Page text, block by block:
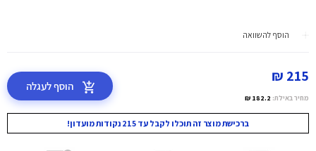
הוסף להשוואה
215 ₪
מחיר באילת: 182.2 ₪
הוסף לעגלה
ברכישת מוצר זה תוכלו לקבל עד 215 נקודות מועדון!